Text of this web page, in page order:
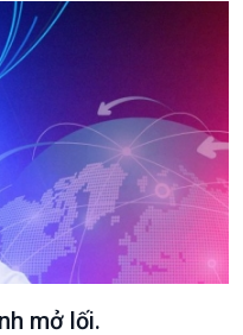
Khoa học & Công nghệ
mở lối.